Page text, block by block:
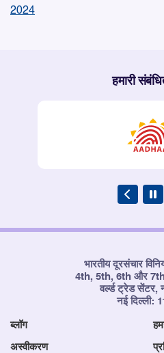
2024
हमारी
भारतीय दूरसंचार
4th, 5th, 6th और 7th
वर्ल्ड ट्रेड सेंटर,
नई दिल्ली:
ब्लॉग
अस्वीकरण